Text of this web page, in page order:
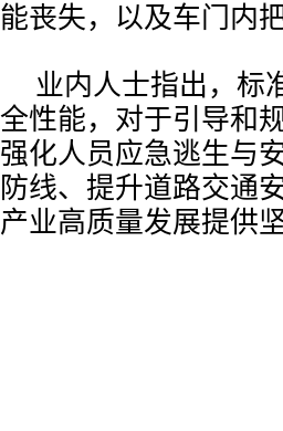
能丧失，以及车门内
业内人士指出，标
全性能，对于引导和
强化人员应急逃生与
防线、提升道路交通
产业高质量发展提供